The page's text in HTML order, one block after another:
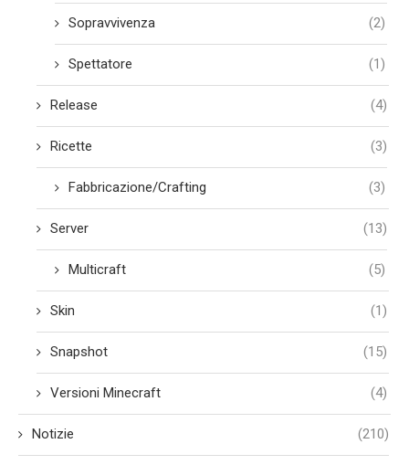
Sopravvivenza (2)
Spettatore (1)
Release (4)
Ricette (3)
Fabbricazione/Crafting (3)
Server (13)
Multicraft (5)
Skin (1)
Snapshot (15)
Versioni Minecraft (4)
Notizie (210)